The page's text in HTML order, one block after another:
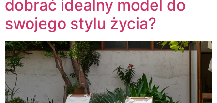
dobrać idealny model do
swojego stylu życia?